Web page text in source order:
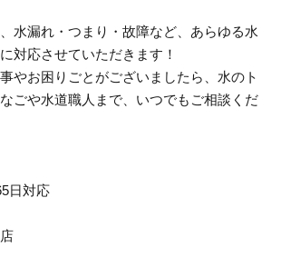
水漏れ・つまり・故障など、あらゆる水
対応させていただきます！
やお困りごとがございましたら、水のト
ごや水道職人まで、いつでもご相談くだ
日対応